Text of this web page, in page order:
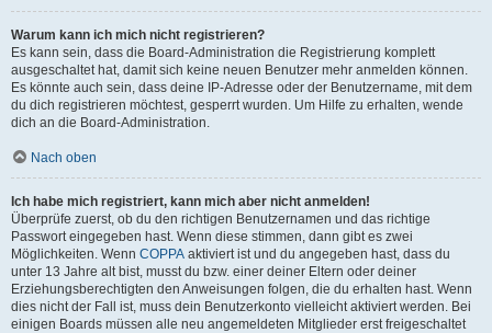
Warum kann ich mich nicht registrieren?
Es kann sein, dass die Board-Administration die Registrierung komplett
ausgeschaltet hat, damit sich keine neuen Benutzer mehr anmelden können.
Es könnte auch sein, dass deine IP-Adresse oder der Benutzername, mit dem
du dich registrieren möchtest, gesperrt wurden. Um Hilfe zu erhalten, wende
dich an die Board-Administration.
Nach oben
Ich habe mich registriert, kann mich aber nicht anmelden!
Überprüfe zuerst, ob du den richtigen Benutzernamen und das richtige
Passwort eingegeben hast. Wenn diese stimmen, dann gibt es zwei
Möglichkeiten. Wenn COPPA aktiviert ist und du angegeben hast, dass du
unter 13 Jahre alt bist, musst du bzw. einer deiner Eltern oder deiner
Erziehungsberechtigten den Anweisungen folgen, die du erhalten hast. Wenn
dies nicht der Fall ist, muss dein Benutzerkonto vielleicht aktiviert werden. Bei
einigen Boards müssen alle neu angemeldeten Mitglieder erst freigeschaltet